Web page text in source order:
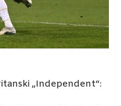
„Independent“: